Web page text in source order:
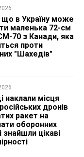
що в Україну може
маленька 72-см
70 з Канади, яка
проти
"Шахедів"
наклали місця
дронів
ракет на
оборонних
знайшли цікаві